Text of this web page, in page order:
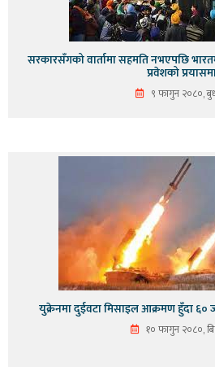
सरकारसँगको वार्तामा सहमति नभएपछि
प्रवेशको
९ फागुन २०८०,
युक्रेनमा दुईवटा मिसाइल आक्रमण हुँदा ६०
१० फागुन २०८०,